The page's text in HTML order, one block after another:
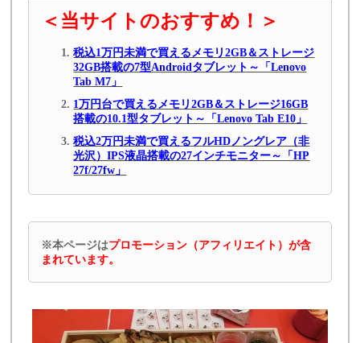
＜当サイトのおすすめ！＞
税込1万円未満で買えるメモリ2GB＆ストレージ
32GB搭載の7型Androidタブレット～「Lenovo
Tab M7」
1万円台で買えるメモリ2GB＆ストレージ16GB
搭載の10.1型タブレット～「Lenovo Tab E10」
税込2万円未満で買えるフルHDノングレア（非
光沢）IPS液晶搭載の27インチモニター～「HP
27f/27fw」
※本ページはプロモーション（アフィリエイト）が含
まれています。